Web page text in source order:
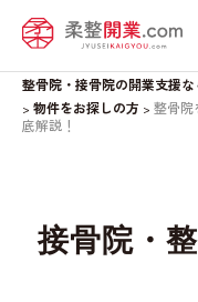
整骨院・接骨院の開業支援
> 物件をお探しの方 > 整骨院
底解説！
接骨院・